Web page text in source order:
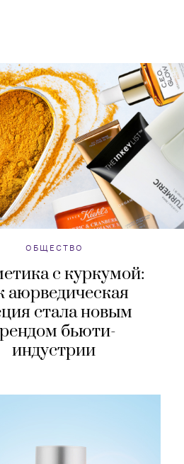
ОБЩЕСТВО
с куркумой:
аюрведическая
стала новым
бьюти-
индустрии